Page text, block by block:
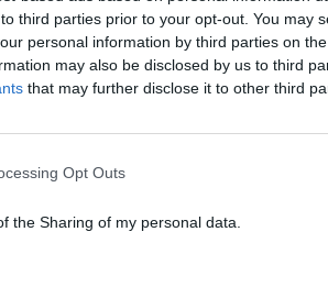
third parties prior to your opt-out. You may
personal information by third parties on the
may also be disclosed by us to third
that may further disclose it to other third
Opt Outs
the Sharing of my personal data.